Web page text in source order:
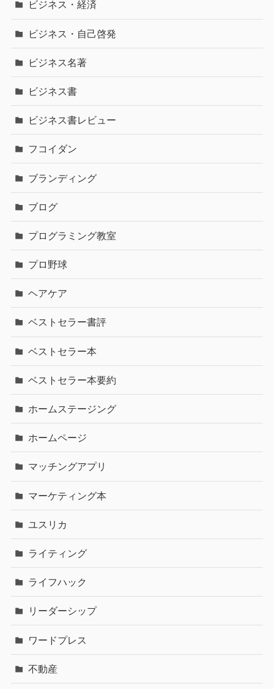
ビジネス・経済
ビジネス・自己啓発
ビジネス名著
ビジネス書
ビジネス書レビュー
フコイダン
ブランディング
ブログ
プログラミング教室
プロ野球
ヘアケア
ベストセラー書評
ベストセラー本
ベストセラー本要約
ホームステージング
ホームページ
マッチングアプリ
マーケティング本
ユスリカ
ライティング
ライフハック
リーダーシップ
ワードプレス
不動産